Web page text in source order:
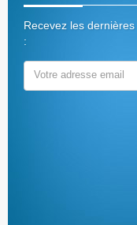
Recevez les
: